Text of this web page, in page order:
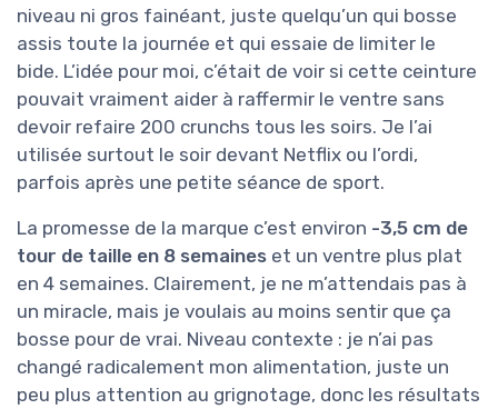
niveau ni gros fainéant, juste quelqu’un qui bosse
assis toute la journée et qui essaie de limiter le
bide. L’idée pour moi, c’était de voir si cette ceinture
pouvait vraiment aider à raffermir le ventre sans
devoir refaire 200 crunchs tous les soirs. Je l’ai
utilisée surtout le soir devant Netflix ou l’ordi,
parfois après une petite séance de sport.
La promesse de la marque c’est environ -3,5 cm de
tour de taille en 8 semaines et un ventre plus plat
en 4 semaines. Clairement, je ne m’attendais pas à
un miracle, mais je voulais au moins sentir que ça
bosse pour de vrai. Niveau contexte : je n’ai pas
changé radicalement mon alimentation, juste un
peu plus attention au grignotage, donc les résultats